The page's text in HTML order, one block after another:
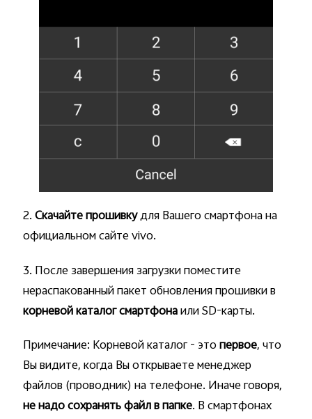
2.Скачайте прошивкудля Вашего смартфона на
официальном сайте vivo.
3. После завершения загрузки поместите
нераспакованный пакет обновления прошивки в
корневой каталог смартфонаили SD-карты.
Примечание: Корневой каталог - этопервое, что
Вы видите, когда Вы открываете менеджер
файлов (проводник) на телефоне. Иначе говоря,
не надо сохранять файл в папке. В смартфонах